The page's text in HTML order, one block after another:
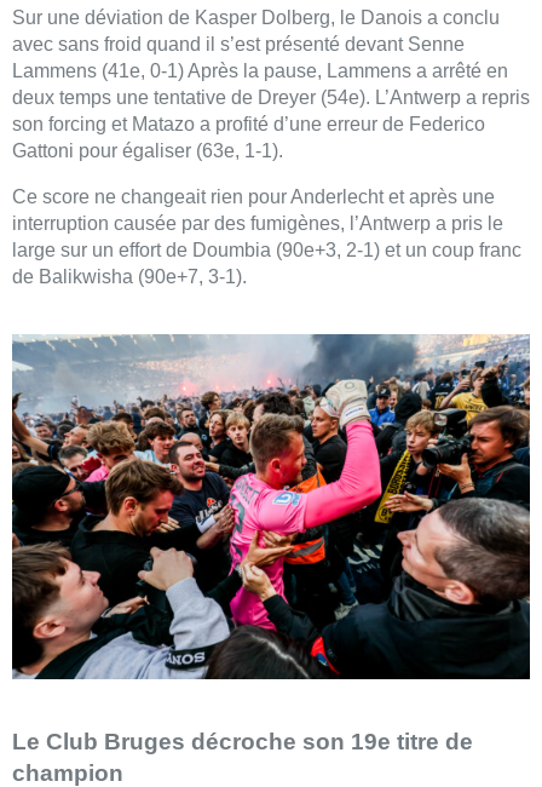
Sur une déviation de Kasper Dolberg, le Danois a conclu
avec sans froid quand il s’est présenté devant Senne
Lammens (41e, 0-1) Après la pause, Lammens a arrêté en
deux temps une tentative de Dreyer (54e). L’Antwerp a repris
son forcing et Matazo a profité d’une erreur de Federico
Gattoni pour égaliser (63e, 1-1).
Ce score ne changeait rien pour Anderlecht et après une
interruption causée par des fumigènes, l’Antwerp a pris le
large sur un effort de Doumbia (90e+3, 2-1) et un coup franc
de Balikwisha (90e+7, 3-1).
Le Club Bruges décroche son 19e titre de
champion